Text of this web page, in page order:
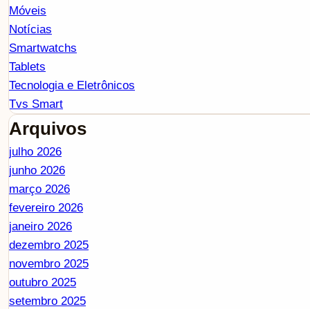
Móveis
Notícias
Smartwatchs
Tablets
Tecnologia e Eletrônicos
Tvs Smart
Arquivos
julho 2026
junho 2026
março 2026
fevereiro 2026
janeiro 2026
dezembro 2025
novembro 2025
outubro 2025
setembro 2025